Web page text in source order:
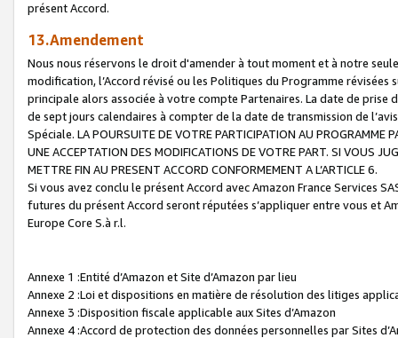
présent Accord.
13.Amendement
Nous nous réservons le droit d'amender à tout moment et à notre
modification, l’Accord révisé ou les Politiques du Programme
principale alors associée à votre compte Partenaires. La date de
de sept jours calendaires à compter de la date de transmission de
Spéciale. LA POURSUITE DE VOTRE PARTICIPATION AU PROGRAMME
UNE ACCEPTATION DES MODIFICATIONS DE VOTRE PART. SI VOUS
METTRE FIN AU PRESENT ACCORD CONFORMEMENT A L’ARTICLE 6.
Si vous avez conclu le présent Accord avec Amazon France Services
futures du présent Accord seront réputées s’appliquer entre vous et
Europe Core S.à r.l.
Annexe 1 :Entité d’Amazon et Site d’Amazon par lieu
Annexe 2 :Loi et dispositions en matière de résolution des litiges
Annexe 3 :Disposition fiscale applicable aux Sites d’Amazon
Annexe 4 :Accord de protection des données personnelles par Sites